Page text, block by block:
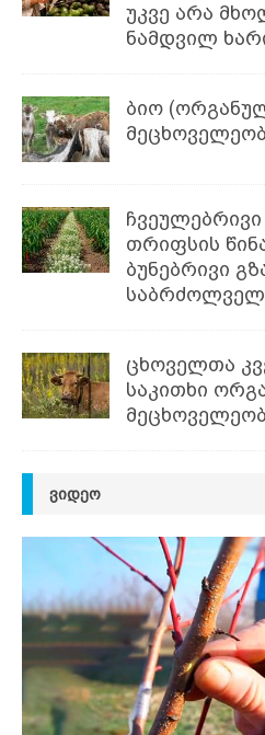
უკვე არა
ნამდვილ
ბიო
თრიფსის
ბუნებრივი
ცხოველთა
საკითხი
ᲕᲘᲓᲔᲝ